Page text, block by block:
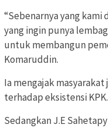
“Sebenarnya yang kami
yang ingin punya
untuk membangun
Komaruddin.
Ia mengajak
terhadap eksistensi KPK.
Sedangkan J.E